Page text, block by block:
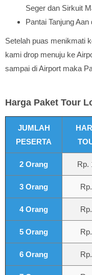
Seger dan Sirkuit
Pantai Tanjung
Setelah puas menikmati
kami drop menuju ke
sampai di Airport maka
Harga Paket Tour
JUMLAH
PESERTA
2 Orang Rp.
3 Orang
4 Orang
5 Orang
6 Orang